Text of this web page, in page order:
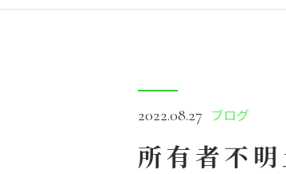
2022.08.27 ブログ
所有者不